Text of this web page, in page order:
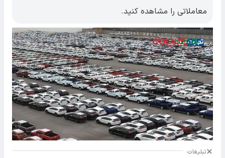
معاملاتی را مشاهده کنید.
تبلیغات